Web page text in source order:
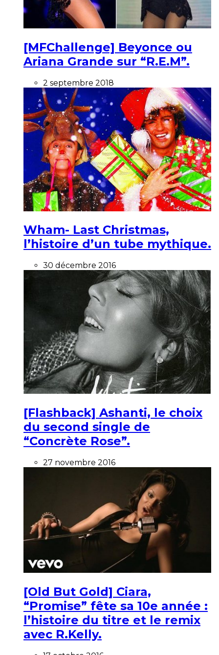
[MFChallenge] Beyonce ou
Ariana Grande sur “R.E.M”.
2 septembre 2018
Wham- Last Christmas,
l’histoire d’un tube mythique.
30 décembre 2016
[Flashback] Ashanti, le choix
du second single de
“Concrète Rose”.
27 novembre 2016
[Old But Gold] Ciara,
“Promise” fête sa 10e année :
l’histoire du titre et le remix
avec R.Kelly.